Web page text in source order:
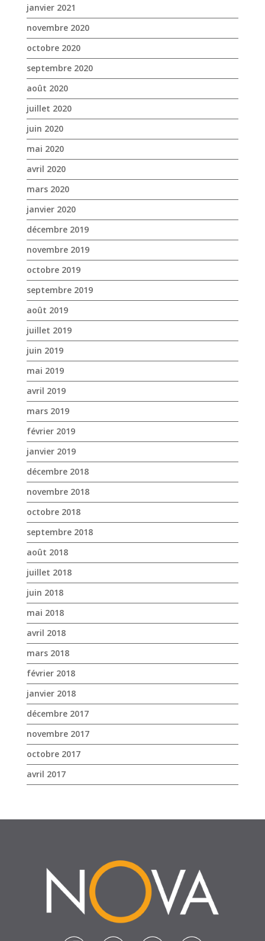
janvier 2021
novembre 2020
octobre 2020
septembre 2020
août 2020
juillet 2020
juin 2020
mai 2020
avril 2020
mars 2020
janvier 2020
décembre 2019
novembre 2019
octobre 2019
septembre 2019
août 2019
juillet 2019
juin 2019
mai 2019
avril 2019
mars 2019
février 2019
janvier 2019
décembre 2018
novembre 2018
octobre 2018
septembre 2018
août 2018
juillet 2018
juin 2018
mai 2018
avril 2018
mars 2018
février 2018
janvier 2018
décembre 2017
novembre 2017
octobre 2017
avril 2017